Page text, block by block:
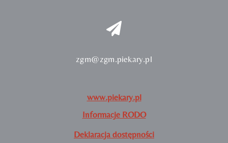
zgm@zgm.piekary.pl
www.piekary.pl
Informacje RODO
Deklaracja dostępności